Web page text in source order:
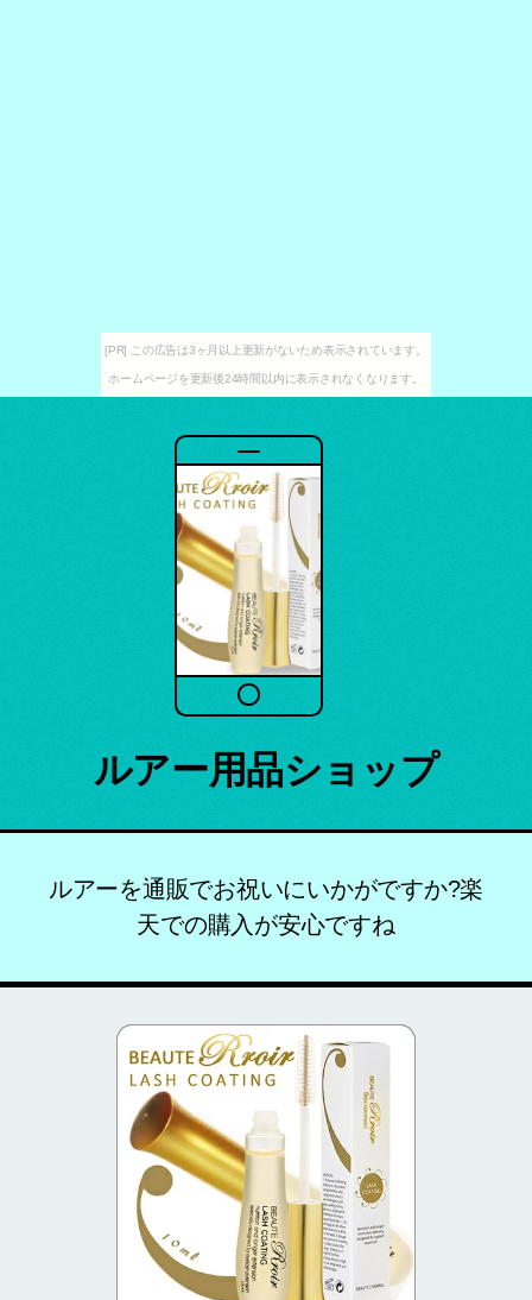
[PR] この広告は3ヶ月以上更新がないため表示されています。
ホームページを更新後24時間以内に表示されなくなります。
ルアー用品ショップ
ルアーを通販でお祝いにいかがですか?楽
天での購入が安心ですね